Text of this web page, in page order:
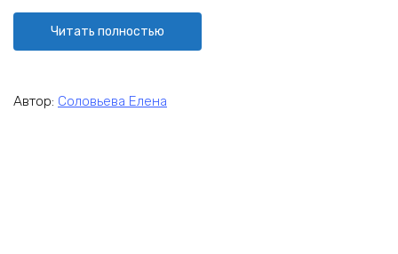
Читать полностью
Автор: Соловьева Елена